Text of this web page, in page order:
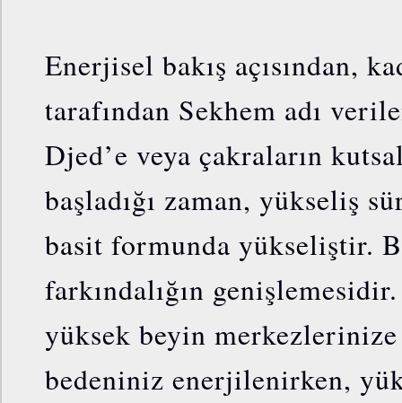
Enerjisel bakış açısından,
tarafından Sekhem adı
Djed’e veya çakraların
başladığı zaman, yükseliş
basit formunda yükseliştir.
farkındalığın
yüksek beyin
bedeniniz enerjilenirken,